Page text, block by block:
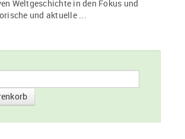
Weltgeschichte in den Fokus und
und aktuelle ...